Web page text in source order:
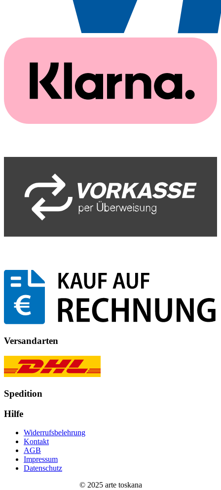
Versandarten
Spedition
Hilfe
Widerrufsbelehrung
Kontakt
AGB
Impressum
Datenschutz
© 2025 arte toskana